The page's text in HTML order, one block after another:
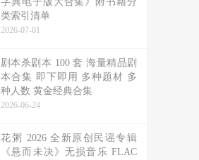
类索引清单
2026-07-01
剧本杀剧本 100 套 海量精品剧
本合集 即下即用 多种题材 多
种人数 黄金经典合集
2026-06-24
花粥 2026 全新原创民谣专辑
《悬而未决》无损音乐 FLAC